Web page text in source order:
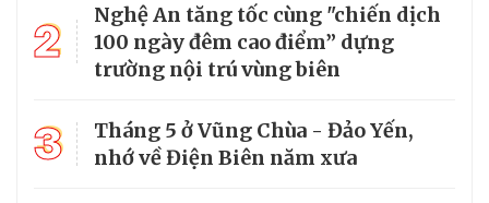
2
Nghệ An tăng tốc cùng "chiến dịch
100 ngày đêm cao điểm” dựng
trường nội trú vùng biên
3
Tháng 5 ở Vũng Chùa - Đảo Yến,
nhớ về Điện Biên năm xưa